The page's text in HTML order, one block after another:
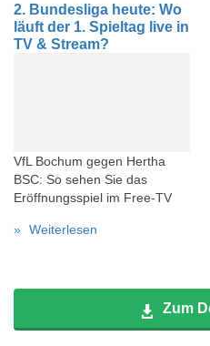
2. Bundesliga heute: Wo
läuft der 1. Spieltag live in
TV & Stream?
VfL Bochum gegen Hertha
BSC: So sehen Sie das
Eröffnungsspiel im Free-TV
Weiterlesen
Zum